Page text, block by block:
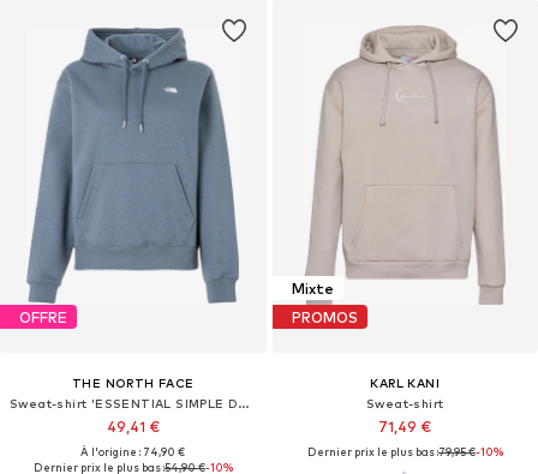
OFFRE
THE NORTH FACE
Sweat-shirt 'ESSENTIAL SIMPLE DOME'
49,41 €
À l'origine : 74,90 €
Dernier prix le plus bas :54,90 €-10%
Mixte
PROMOS
KARL KANI
Sweat-shirt
71,49 €
Dernier prix le plus bas :79,95 €-10%